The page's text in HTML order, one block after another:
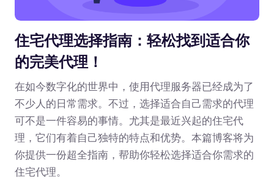
住宅代理选择指南：轻松找到适合你
的完美代理！
在如今数字化的世界中，使用代理服务器已经成为了
不少人的日常需求。不过，选择适合自己需求的代理
可不是一件容易的事情。尤其是最近兴起的住宅代
理，它们有着自己独特的特点和优势。本篇博客将为
你提供一份超全指南，帮助你轻松选择适合你需求的
住宅代理。